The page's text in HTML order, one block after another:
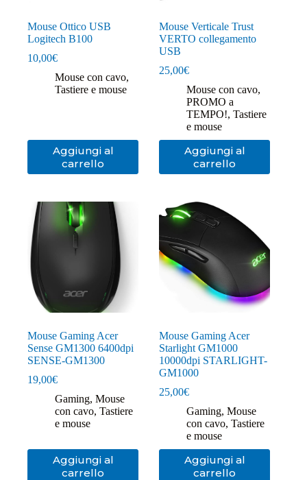
Mouse Ottico USB
Logitech B100
10,00€
Mouse con cavo,
Tastiere e mouse
Aggiungi al
carrello
Mouse Verticale Trust
VERTO collegamento
USB
25,00€
Mouse con cavo,
PROMO a
TEMPO!,Tastiere
e mouse
Aggiungi al
carrello
Mouse Gaming Acer
Sense GM1300 6400dpi
SENSE-GM1300
19,00€
Gaming, Mouse
con cavo, Tastiere
e mouse
Aggiungi al
carrello
Mouse Gaming Acer
Starlight GM1000
10000dpi STARLIGHT-
GM1000
25,00€
Gaming,Mouse
con cavo,Tastiere
e mouse
Aggiungi al
carrello